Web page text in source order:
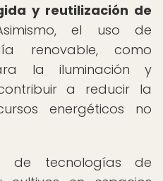
y reutilización de
el uso de
renovable, como
la iluminación y
a reducir la
energéticos no
de tecnologías de